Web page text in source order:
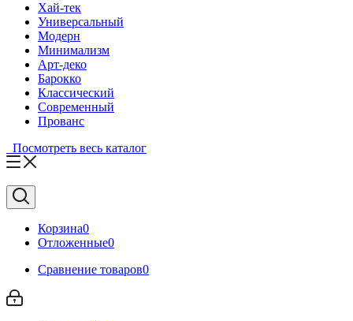
Хай-тек
Универсальный
Модерн
Минимализм
Арт-деко
Барокко
Классический
Современный
Прованс
Посмотреть весь каталог
Корзина0
Отложенные0
Сравнение товаров0